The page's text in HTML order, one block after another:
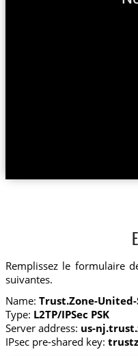
Remplissez le formulaire
suivantes.
Name: Trust.Zone-
Type: L2TP/IPSec PSK
Server address: us-
IPsec pre-shared key: